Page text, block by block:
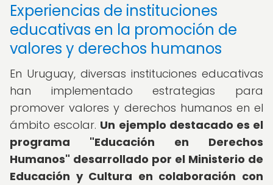
Experiencias de instituciones
educativas en la promoción de
valores y derechos humanos
En Uruguay, diversas instituciones educativas
han implementado estrategias para
promover valores y derechos humanos en el
ámbito escolar. Un ejemplo destacado es el
programa "Educación en Derechos
Humanos" desarrollado por el Ministerio de
Educación y Cultura en colaboración con